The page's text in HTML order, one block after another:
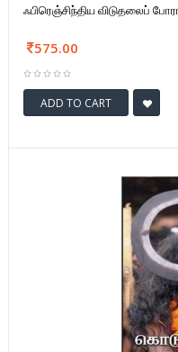
ஃபிரெஞ்சிந்திய விடுதலைப்
575.00
ADD TO CART